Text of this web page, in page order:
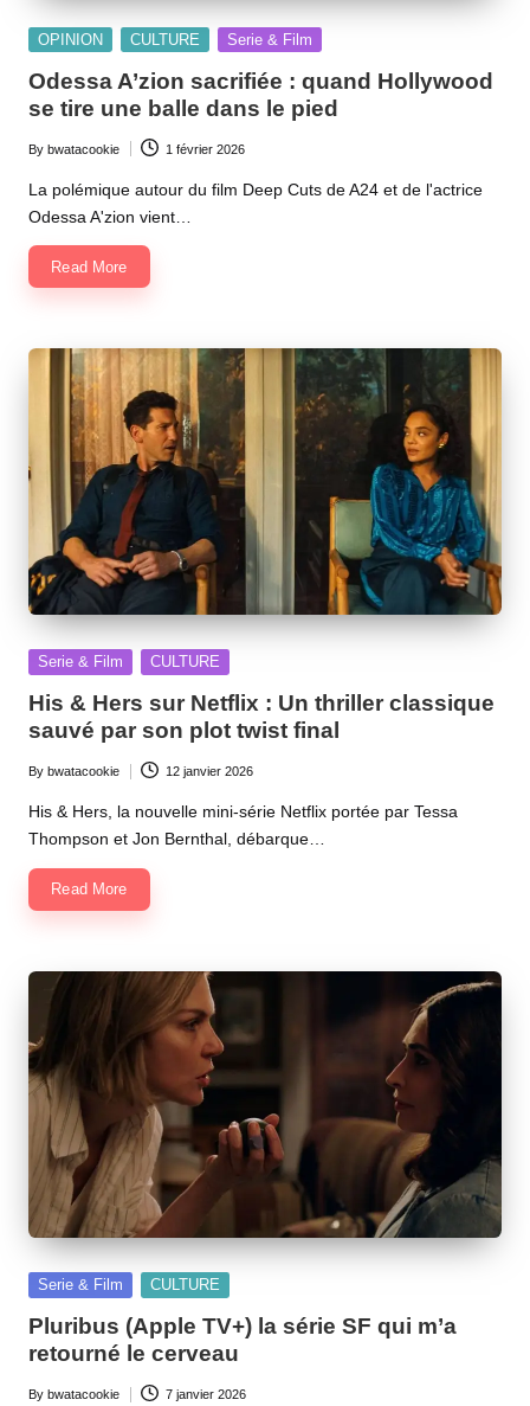
Posted
OPINION CULTURE Serie & Film
Odessa A’zion sacrifiée : quand Hollywood
se tire une balle dans le pied
Posted
by
By bwatacookie 1 février 2026
La polémique autour du film Deep Cuts de A24 et de l'actrice
Odessa A'zion vient…
Read More
Posted
Serie & Film CULTURE
His & Hers sur Netflix : Un thriller classique
sauvé par son plot twist final
Posted
by
By bwatacookie 12 janvier 2026
His & Hers, la nouvelle mini-série Netflix portée par Tessa
Thompson et Jon Bernthal, débarque…
Read More
Posted
Serie & Film CULTURE
Pluribus (Apple TV+) la série SF qui m’a
retourné le cerveau
By bwatacookie 7 janvier 2026